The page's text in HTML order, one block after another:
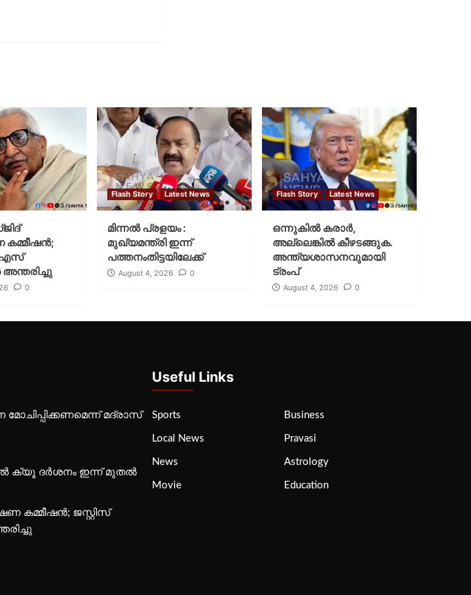
0
Flash Story Latest News
മിന്നല്‍ പ്രളയം :
മുഖ്യമന്ത്രി ഇന്ന്
പത്തനംതിട്ടയിലേക്ക്
August 4, 2026 0
Flash Story Latest News
ഒന്നുകില്‍ കരാര്‍,
അല്ലെങ്കില്‍ കീഴടങ്ങുക.
അന്ത്യശാസനവുമായി
ട്രംപ്
August 4, 2026 0
മദ്രാസ്
ക്യൂ ദര്‍ശനം ഇന്ന് മുതല്‍
കമ്മീഷന്‍; ജസ്റ്റിസ്
Useful Links
Sports Business
Local News Pravasi
News Astrology
Movie Education